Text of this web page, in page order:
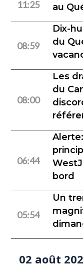
11:25 au
08:59
Dix-
du
08:00
Les
du
06:44
bord
05:54
Un
02 août